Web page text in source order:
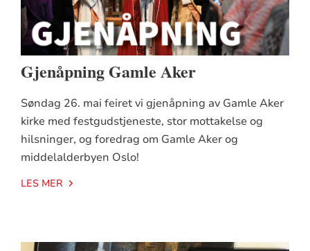
Gjenåpning Gamle Aker
Søndag 26. mai feiret vi gjenåpning av Gamle Aker
kirke med festgudstjeneste, stor mottakelse og
hilsninger, og foredrag om Gamle Aker og
middelalderbyen Oslo!
LES MER